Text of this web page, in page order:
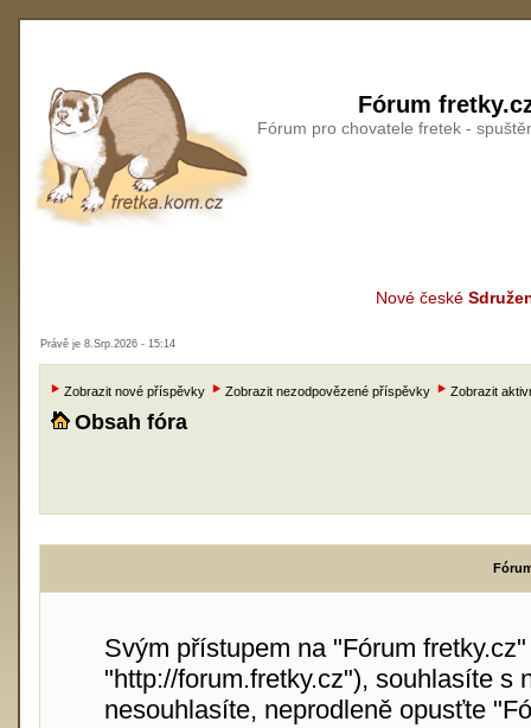
Fórum
Fórum pro chovatele fretek -
Nové české
Právě je 8.Srp.2026 - 15:14
Zobrazit nové příspěvky Zobrazit nezodpovězené příspěvky Zobrazit
Obsah fóra
Svým přístupem na "Fórum
"http://forum.fretky.cz"), souhlasíte s
nesouhlasíte, neprodleně opusťte